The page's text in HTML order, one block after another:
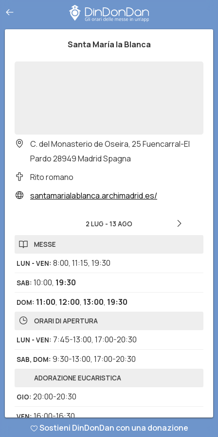
Santa María la Blanca
C. del Monasterio de Oseira, 25 Fuencarral-El
Pardo 28949 Madrid Spagna
Rito romano
santamarialablanca.archimadrid.es/
2 LUG - 13 AGO
MESSE
LUN - VEN: 8:00, 11:15, 19:30
SAB: 10:00, 19:30
DOM: 11:00, 12:00, 13:00, 19:30
ORARI DI APERTURA
LUN - VEN: 7:45-13:00, 17:00-20:30
SAB, DOM: 9:30-13:00, 17:00-20:30
ADORAZIONE EUCARISTICA
GIO: 20:00-20:30
VEN:16:00-16:30
Sostieni DinDonDan con una donazione